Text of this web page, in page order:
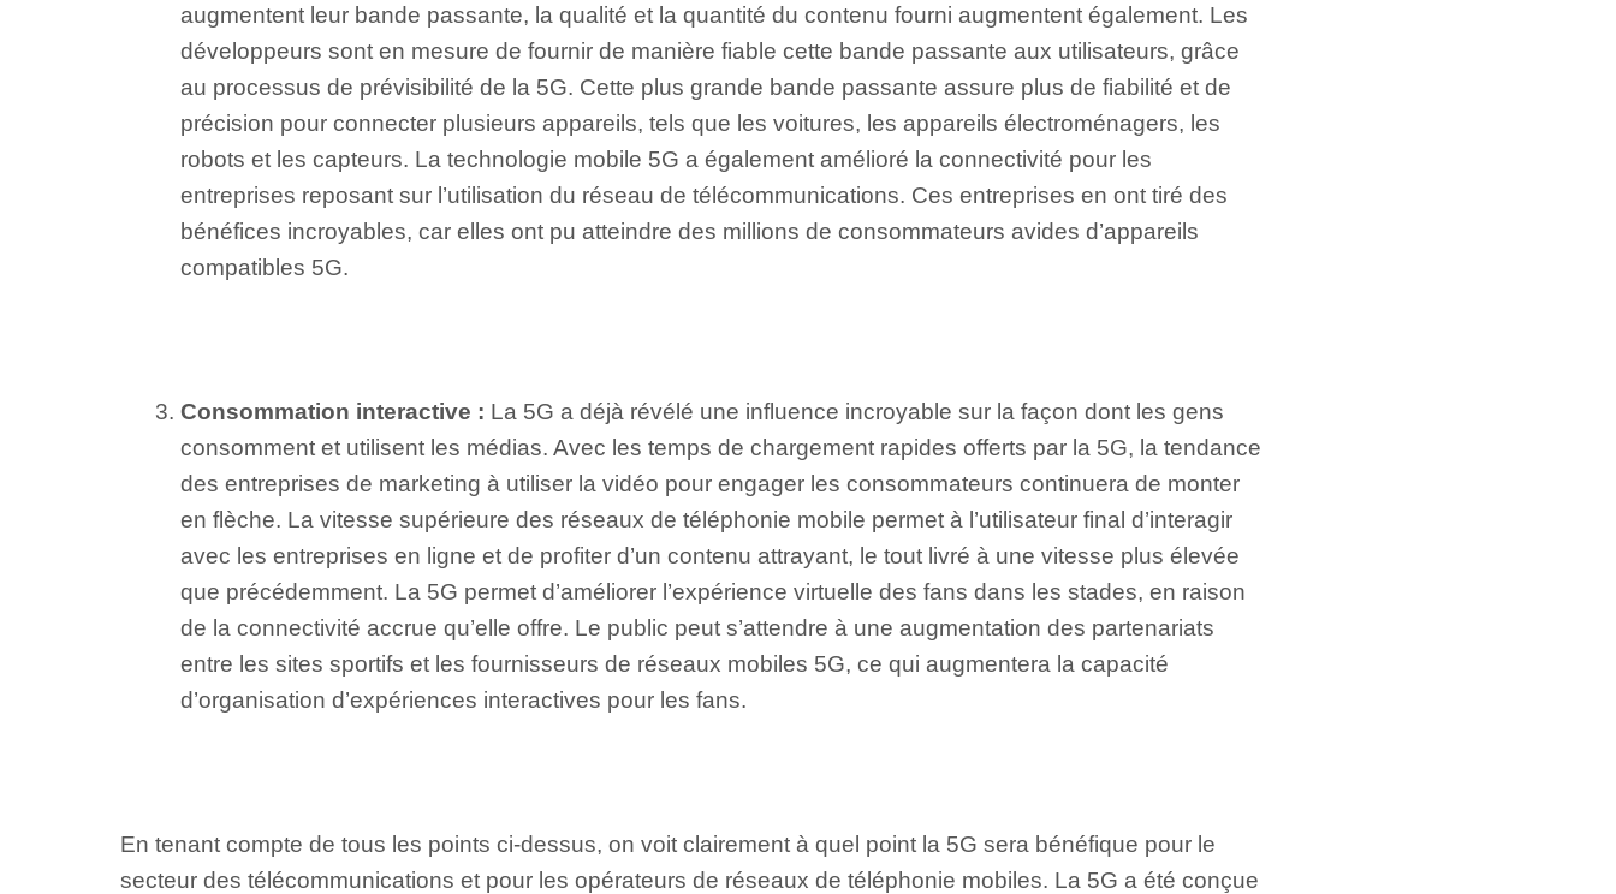
augmentent leur bande passante, la qualité et la quantité du contenu fourni augmentent également. Les
développeurs sont en mesure de fournir de manière fiable cette bande passante aux utilisateurs, grâce
au processus de prévisibilité de la 5G. Cette plus grande bande passante assure plus de fiabilité et de
précision pour connecter plusieurs appareils, tels que les voitures, les appareils électroménagers, les
robots et les capteurs. La technologie mobile 5G a également amélioré la connectivité pour les
entreprises reposant sur l’utilisation du réseau de télécommunications. Ces entreprises en ont tiré des
bénéfices incroyables, car elles ont pu atteindre des millions de consommateurs avides d’appareils
compatibles 5G.
Consommation interactive : La 5G a déjà révélé une influence incroyable sur la façon dont les gens
consomment et utilisent les médias. Avec les temps de chargement rapides offerts par la 5G, la tendance
des entreprises de marketing à utiliser la vidéo pour engager les consommateurs continuera de monter
en flèche. La vitesse supérieure des réseaux de téléphonie mobile permet à l’utilisateur final d’interagir
avec les entreprises en ligne et de profiter d’un contenu attrayant, le tout livré à une vitesse plus élevée
que précédemment. La 5G permet d’améliorer l’expérience virtuelle des fans dans les stades, en raison
de la connectivité accrue qu’elle offre. Le public peut s’attendre à une augmentation des partenariats
entre les sites sportifs et les fournisseurs de réseaux mobiles 5G, ce qui augmentera la capacité
d’organisation d’expériences interactives pour les fans.
En tenant compte de tous les points ci-dessus, on voit clairement à quel point la 5G sera bénéfique pour le
secteur des télécommunications et pour les opérateurs de réseaux de téléphonie mobiles. La 5G a été conçue